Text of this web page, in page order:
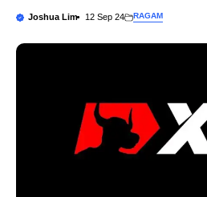
Joshua Lim 12 Sep 24 RAGAM